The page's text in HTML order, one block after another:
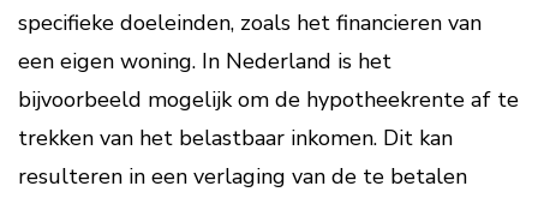
specifieke doeleinden, zoals het financieren van
een eigen woning. In Nederland is het
bijvoorbeeld mogelijk om de hypotheekrente af te
trekken van het belastbaar inkomen. Dit kan
resulteren in een verlaging van de te betalen